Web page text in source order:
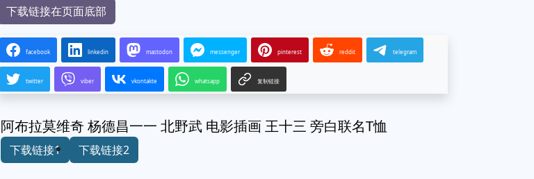
下载链接在页面底部
facebook linkedin mastodon messenger pinterest reddit telegram
twitter viber vkontakte whatsapp 复制链接
阿布拉莫维奇 杨德昌一一 北野武 电影插画 王十三 旁白联名T恤
下载链接1 下载链接2